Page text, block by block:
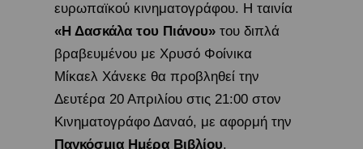
ευρωπαϊκού κινηματογράφου. Η ταινία
«Η Δασκάλα του Πιάνου»του διπλά
βραβευμένου με Χρυσό Φοίνικα
Μίκαελ Χάνεκε θα προβληθεί την
Δευτέρα 20 Απριλίου στις 21:00 στον
Κινηματογράφο Δαναό, με αφορμή την
Παγκόσμια Ημέρα Βιβλίου.